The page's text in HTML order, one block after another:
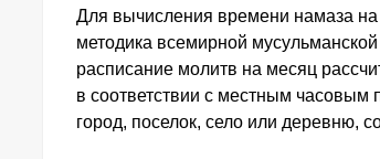
Для вычисления времени намаза
методика всемирной
расписание молитв на месяц
в соответствии с местным
город, поселок, село или деревню,